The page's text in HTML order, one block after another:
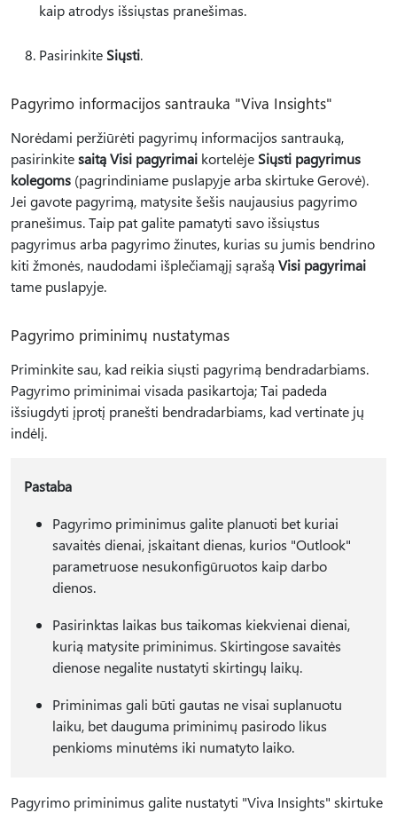
kaip atrodys išsiųstas pranešimas.
Pasirinkite Siųsti.
Pagyrimo informacijos santrauka "Viva Insights"
Norėdami peržiūrėti pagyrimų informacijos santrauką,
pasirinkitesaitą Visi pagyrimai kortelėje Siųsti pagyrimus
kolegoms (pagrindiniame puslapyje arba skirtuke Gerovė).
Jei gavote pagyrimą, matysite šešis naujausius pagyrimo
pranešimus. Taip pat galite pamatyti savo išsiųstus
pagyrimus arba pagyrimo žinutes, kurias su jumis bendrino
kiti žmonės, naudodami išplečiamąjį sąrašą Visi pagyrimai
tame puslapyje.
Pagyrimo priminimų nustatymas
Priminkite sau, kad reikia siųsti pagyrimą bendradarbiams.
Pagyrimo priminimai visada pasikartoja; Tai padeda
išsiugdyti įprotį pranešti bendradarbiams, kad vertinate jų
indėlį.
Pastaba
Pagyrimo priminimus galite planuoti bet kuriai
savaitės dienai, įskaitant dienas, kurios "Outlook"
parametruose nesukonfigūruotos kaip darbo
dienos.
Pasirinktas laikas bus taikomas kiekvienai dienai,
kurią matysite priminimus. Skirtingose savaitės
dienose negalite nustatyti skirtingų laikų.
Priminimas gali būti gautas ne visai suplanuotu
laiku, bet dauguma priminimų pasirodo likus
penkioms minutėms iki numatyto laiko.
Pagyrimo priminimus galite nustatyti "Viva Insights" skirtuke